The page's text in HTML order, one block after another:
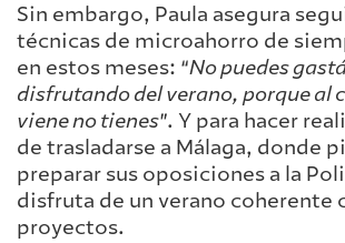
Sin embargo, Paula asegura
técnicas de microahorro de
en estos meses: “No puedes
disfrutando del verano, porque al
viene no tienes”. Y para hacer
de trasladarse a Málaga, donde
preparar sus oposiciones a la
disfruta de un verano coherente
proyectos.